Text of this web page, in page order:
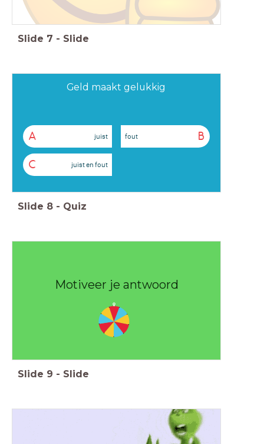
Slide 7 - Slide
Geld maakt gelukkig
A juist B
fout
C juist en fout
Slide 8 - Quiz
Motiveer je antwoord
Slide 9 - Slide